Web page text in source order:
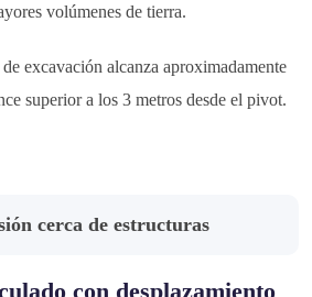
volúmenes de tierra.
excavación alcanza aproximadamente
superior a los 3 metros desde el pivot.
cerca de estructuras
con desplazamiento